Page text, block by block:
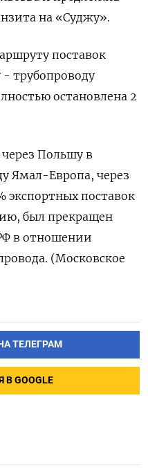
на «Суджу».
поставок
- трубопроводу
остановлена 2
через Польшу в
Ямал-Европа, через
экспортных поставок
был прекращен
в отношении
(Московское
ТЕЛЕГРАМ
GOOGLE